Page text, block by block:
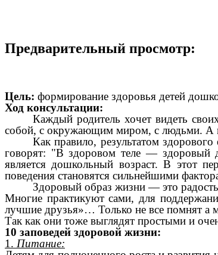
Предварительный просмотр:
Цель: формирование здоровья детей
Ход консультации:
Каждый родитель хочет видеть
собой, с окружающим миром, с людьми. А
Как правило, результатом
говорят: "В здоровом теле — здоровый
является дошкольный возраст. В этот
поведения становятся сильнейшими
Здоровый образ жизни — это
Многие практикуют сами, для
лучшие друзья»… Только не все помнят а
Так как они тоже выглядят простыми и
10 заповедей здоровой жизни:
1. Питание: